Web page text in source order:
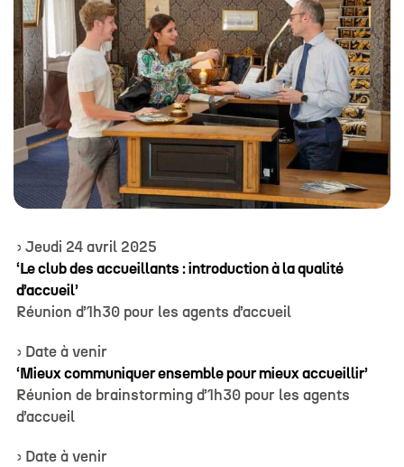
› Jeudi 24 avril 2025
‘Le club des accueillants : introduction à la qualité
d’accueil’
Réunion d’1h30 pour les agents d’accueil
› Date à venir
‘Mieux communiquer ensemble pour mieux accueillir’
Réunion de brainstorming d’1h30 pour les agents
d’accueil
› Date à venir
#
#
#
#